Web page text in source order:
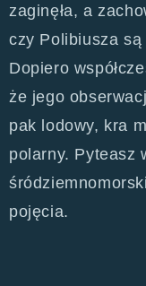
zaginęła, a
czy Polibiusza są
Dopiero
że jego
pak lodowy, kra
polarny. Pyteasz
pojęcia.